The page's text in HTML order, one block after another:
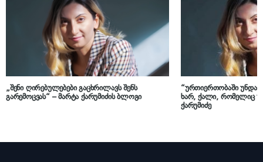
„შენი ღირებულებები გაცხრილავს შენს
გარემოცვას“ – მარტა ქარუმიძის ბლოგი
“ურთიერთობაში უნდა
ხარ, ქალი, რომელიც
ქარუმიძე